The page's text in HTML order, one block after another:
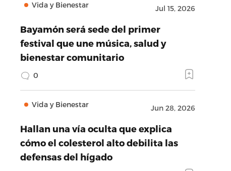
Vida y Bienestar Jul 15, 2026
Bayamón será sede del primer
festival que une música, salud y
bienestar comunitario
0
Vida y Bienestar Jun 28, 2026
Hallan una vía oculta que explica
cómo el colesterol alto debilita las
defensas del hígado